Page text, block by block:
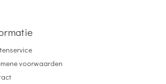
voorwaarden